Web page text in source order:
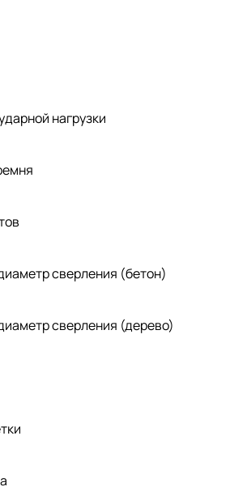
нагрузки
сверления (бетон)
сверления (дерево)